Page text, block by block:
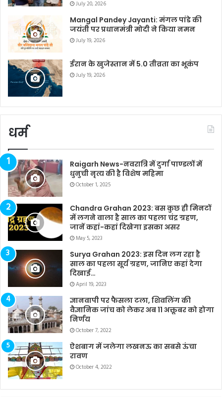
July 20, 2026
Mangal Pandey Jayanti: मंगल पांडे की
जयंती पर प्रधानमंत्री मोदी ने किया नमन
July 19, 2026
ईरान के खुजेस्तान में 5.0 तीव्रता का भूकंप
July 19, 2026
धर्म
Raigarh News-नवरात्रि में दुर्गा पाण्डलों में
धुनुची नृत्य की है विशेष महिमा
October 1, 2025
Chandra Grahan 2023: बस कुछ ही मिनटों
में लगने वाला है साल का पहला चंद्र ग्रहण,
जानें कहां-कहां दिखेगा इसका असर
May 5, 2023
Surya Grahan 2023: इस दिन लग रहा है
साल का पहला सूर्य ग्रहण, जानिए कहां देगा
दिखाई…
April 19, 2023
ज्ञानवापी पर फैसला टला, शिवलिंग की
वैज्ञानिक जांच को लेकर अब 11 अक्तूबर को होगा
निर्णय
October 7, 2022
ऐशबाग में जलेगा लखनऊ का सबसे ऊंचा
रावण
October 4, 2022